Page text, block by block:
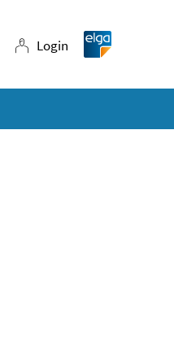
Suche einblenden
Login
Login